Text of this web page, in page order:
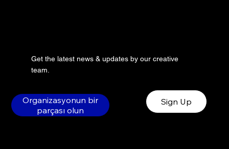
Get the latest news & updates by our creative
team.
Organizasyonun bir
parçası olun
Sign Up